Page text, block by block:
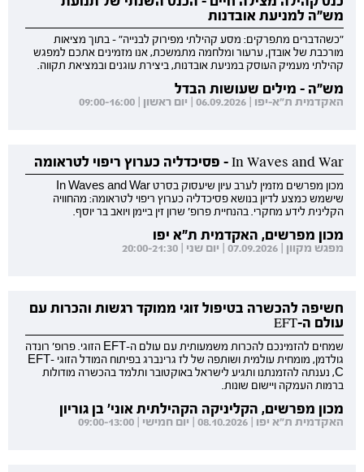
מש"ה למניעת אובדנות
"כשהדברים מתפרקים: מסע קהילתי מפירוק לבנייה" - בתוך מציאות
מורכבת של אובדן, ערעור ומלחמה מתמשכת, אנו מזמינים אתכם למפגש
קהילתי מעמיק העוסק במניעת אובדנות, ביצירת עוגנים ובמציאת תקווה.
מש"ה - מילים שעושות הבדל
האקדמית ת"א-יפו | 06.09.2026 | יום ראשון | 09:00-16:00
In Waves and War - פסיכדליה כערוץ ריפוי לטראומה
מכון מפרשים מזמין לערב עיון שיעסוק בסרט In Waves and War
שישמש כמצע לדיון בנושא פסיכדליה כערוץ ריפוי לטראומה: מהחוויה
הקלינית לידע מחקרי. בהנחיית פרופ' שרון זין ביימן ויואב בר יוסף.
מכון מפרשים, האקדמית ת"א יפו
מפגש מקוון | 07.09.2026 | יום שני | 20:00-21:30
חשיפה להכשרה בטיפול זוגי ממוקד רגשות והכרות עם
עולם ה-EFT
שמחים להזמינכם להכרות משמעותית עם עולם ה-EFT הזוגי. פרופ' רונדה
גולדמן, מומחית עולמית ושותפה של לז גרינברג בפיתוח המודל הזוגי EFT-
C, נענתה להזמנתנו ותגיע לישראל באוקטובר ותלמד בהכשרה מודולות
ברמות העמקה ויישום שונות.
מכון מפרשים, הקליניקה הקהילתית אוני' בן גוריון
האקדמית ת"א יפו | 08.10.2026 | יום חמישי | 09:00-13:00